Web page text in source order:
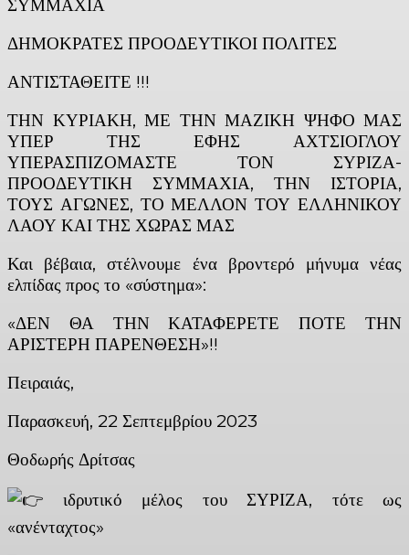
ΣΥΜΜΑΧΙΑ
ΔΗΜΟΚΡΑΤΕΣ ΠΡΟΟΔΕΥΤΙΚΟΙ ΠΟΛΙΤΕΣ
ΑΝΤΙΣΤΑΘΕΙΤΕ !!!
ΤΗΝ ΚΥΡΙΑΚΗ, ΜΕ ΤΗΝ ΜΑΖΙΚΗ ΨΗΦΟ ΜΑΣ
ΥΠΕΡ ΤΗΣ ΕΦΗΣ ΑΧΤΣΙΟΓΛΟΥ
ΥΠΕΡΑΣΠΙΖΟΜΑΣΤΕ ΤΟΝ ΣΥΡΙΖΑ-
ΠΡΟΟΔΕΥΤΙΚΗ ΣΥΜΜΑΧΙΑ, ΤΗΝ ΙΣΤΟΡΙΑ,
ΤΟΥΣ ΑΓΩΝΕΣ, ΤΟ ΜΕΛΛΟΝ ΤΟΥ ΕΛΛΗΝΙΚΟΥ
ΛΑΟΥ ΚΑΙ ΤΗΣ ΧΩΡΑΣ ΜΑΣ
Και βέβαια, στέλνουμε ένα βροντερό μήνυμα νέας
ελπίδας προς το «σύστημα»:
«ΔΕΝ ΘΑ ΤΗΝ ΚΑΤΑΦΕΡΕΤΕ ΠΟΤΕ ΤΗΝ
ΑΡΙΣΤΕΡΗ ΠΑΡΕΝΘΕΣΗ»!!
Πειραιάς,
Παρασκευή, 22 Σεπτεμβρίου 2023
Θοδωρής Δρίτσας
ιδρυτικό μέλος του ΣΥΡΙΖΑ, τότε ως
«ανένταχτος»